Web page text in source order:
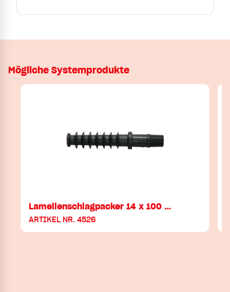
Mögliche Systemprodukte
Lamellenschlagpacker 14 x 100 …
ARTIKEL NR. 4526